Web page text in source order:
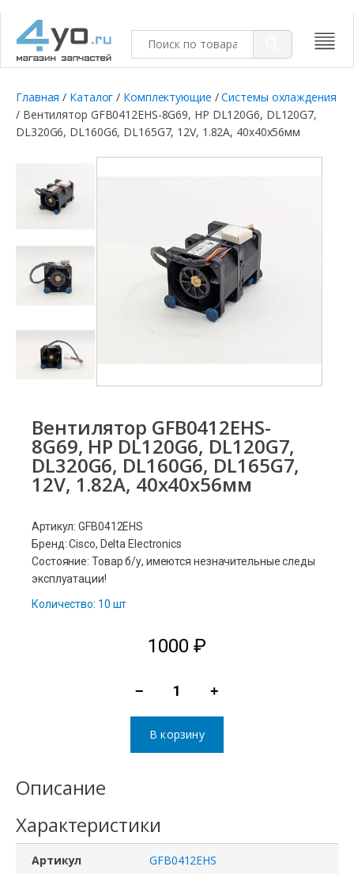
Главная / Каталог / Комплектующие /Системы охлаждения
/ Вентилятор GFB0412EHS-8G69, HP DL120G6, DL120G7,
DL320G6, DL160G6, DL165G7, 12V, 1.82A, 40x40x56мм
Вентилятор GFB0412EHS-
8G69, HP DL120G6, DL120G7,
DL320G6, DL160G6, DL165G7,
12V, 1.82A, 40x40x56мм
Артикул: GFB0412EHS
Бренд: Cisco, Delta Electronics
Состояние: Товар б/у, имеются незначительные следы
эксплуатации!
Количество: 10 шт
1000 ₽
−
HP
DL120G6,
DL120G7,
+
В корзину
Описание
Характеристики
Артикул GFB0412EHS